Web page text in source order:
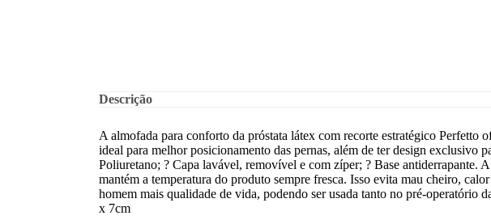
Descrição
A almofada para conforto da próstata látex com recorte estratégico Perfetto
ideal para melhor posicionamento das pernas, além de ter design exclusivo
Poliuretano; ? Capa lavável, removível e com zíper; ? Base antiderrapante.
mantém a temperatura do produto sempre fresca. Isso evita mau cheiro,
homem mais qualidade de vida, podendo ser usada tanto no pré-
x 7cm